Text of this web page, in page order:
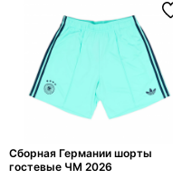
Сборная Германии шорты
гостевые ЧМ 2026